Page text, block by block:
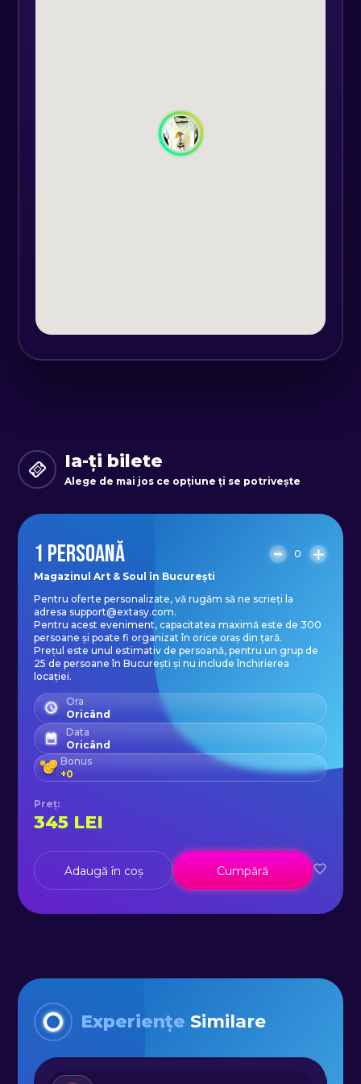
echipă trebuie să-și stabilească:
modul de organizare, structura
cumpărate chiar de participanți, iar
banii obținuți sunt donați către o
indoor, cât și outdoor și poate fi
organizată pentru un grup de
personalizate, vă rugăm să ne
scrieți la adresa de mail
support@extasy.com.
Ia-ți bilete
Alege de mai jos ce opțiune ți se potrivește
1 PERSOANĂ
0
Magazinul Art & Soul în București
Pentru oferte personalizate, vă rugăm să ne scrieți la
adresa support@extasy.com.
Pentru acest eveniment, capacitatea maximă este de 300
persoane și poate fi organizat în orice oraș din țară.
Prețul este unul estimativ de persoană, pentru un grup de
25 de persoane în București și nu include închirierea
locației.
Ora
Oricând
Data
Oricând
Bonus
+0
Preț:
345 LEI
Adaugă în coș Cumpără
Experiențe Similare